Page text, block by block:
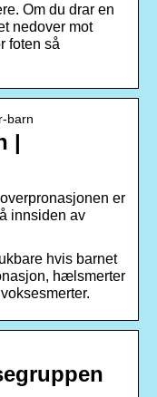
Om du drar en
nedover mot
foten så
barn
|
er
innsiden av
hvis barnet
hælsmerter